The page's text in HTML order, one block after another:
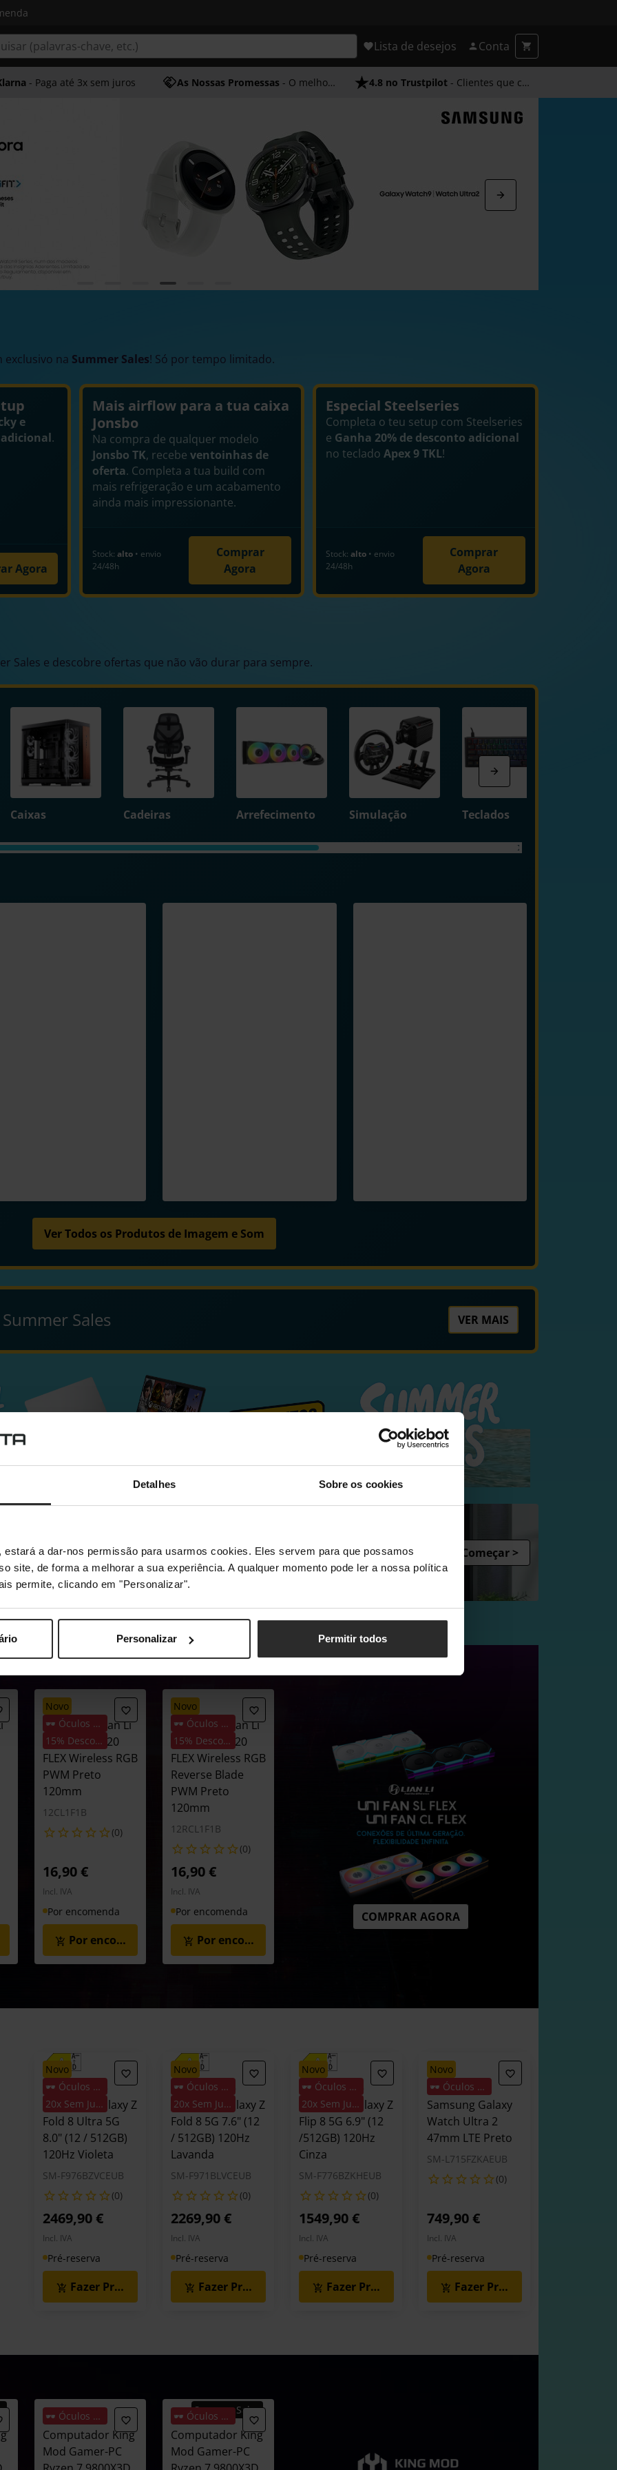
Detalhes Sobre os cookies
a dar-nos permissão para usarmos cookies. Eles servem para que possamos
site, de forma a melhorar a sua experiência. A qualquer momento pode ler a nossa política
permite, clicando em "Personalizar".
Personalizar Permitir todos
Lista de desejos Conta
- Paga até 3x sem juros As Nossas Promessas - O melhor atendimento 4.8 no Trustpilot - Clientes que confiam em nós
exclusivo na Summer Sales! Só por tempo limitado.
e
adicional.
Agora
Mais airflow para a tua caixa
Jonsbo
Na compra de qualquer modelo
Jonsbo TK, recebe ventoinhas de
oferta. Completa a tua build com
mais refrigeração e um acabamento
ainda mais impressionante.
Stock: alto• envio
24/48h
Comprar
Agora
Especial Steelseries
Completa o teu setup com Steelseries
e Ganha 20% de desconto adicional
no tecladoApex 9 TKL!
Stock:alto • envio
24/48h
Comprar
Agora
Sales e descobre ofertas que não vão durar para sempre.
Caixas Cadeiras Arrefecimento Simulação Teclados
Ver Todos os Produtos de Imagem e Som
Sales VER MAIS
e não sabes por onde começar?
a melhor opção para ti.
Começar >
novo
🕶️ Óculos Oferta
15% Desconto
Ventoinha Lian Li
UNI FAN CL120
FLEX Wireless RGB
PWM Preto
120mm
12CL1F1B
(0)
16,90 €
Incl. IVA
Por encomenda
Por encomenda
novo
🕶️ Óculos Oferta
15% Desconto
Ventoinha Lian Li
UNI FAN CL120
FLEX Wireless RGB
Reverse Blade
PWM Preto
120mm
12RCL1F1B
(0)
16,90 €
Incl. IVA
Por encomenda
Por encomenda
COMPRAR AGORA
novo
🕶️ Óculos Oferta
20x Sem Juros
Smartphone
Samsung Galaxy Z
Fold 8 Ultra 5G
8.0" (12 / 512GB)
120Hz Violeta
SM-F976BZVCEUB
(0)
2469,90 €
Incl. IVA
Pré-reserva
Fazer Pré-Reserva
novo
🕶️ Óculos Oferta
20x Sem Juros
Smartphone
Samsung Galaxy Z
Fold 8 5G 7.6" (12
/ 512GB) 120Hz
Lavanda
SM-F971BLVCEUB
(0)
2269,90 €
Incl. IVA
Pré-reserva
Fazer Pré-Reserva
novo
🕶️ Óculos Oferta
20x Sem Juros
Smartphone
Samsung Galaxy Z
Flip 8 5G 6.9" (12
/512GB) 120Hz
Cinza
SM-F776BZKHEUB
(0)
1549,90 €
Incl. IVA
Pré-reserva
Fazer Pré-Reserva
novo
🕶️ Óculos Oferta
Smartwatch
Samsung Galaxy
Watch Ultra 2
47mm LTE Preto
SM-L715FZKAEUB
(0)
749,90 €
Incl. IVA
Pré-reserva
Fazer Pré-Reserva
🕶️ Óculos Oferta
Computador King
Mod Gamer-PC
🕶️ Óculos Oferta
Summer Sales
Computador King
Mod Gamer-PC